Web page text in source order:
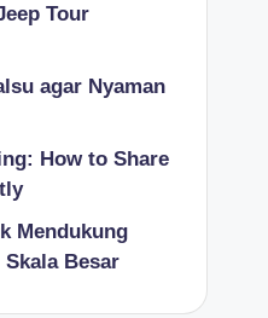
Tour
agar Nyaman
How to Share
Mendukung
Besar